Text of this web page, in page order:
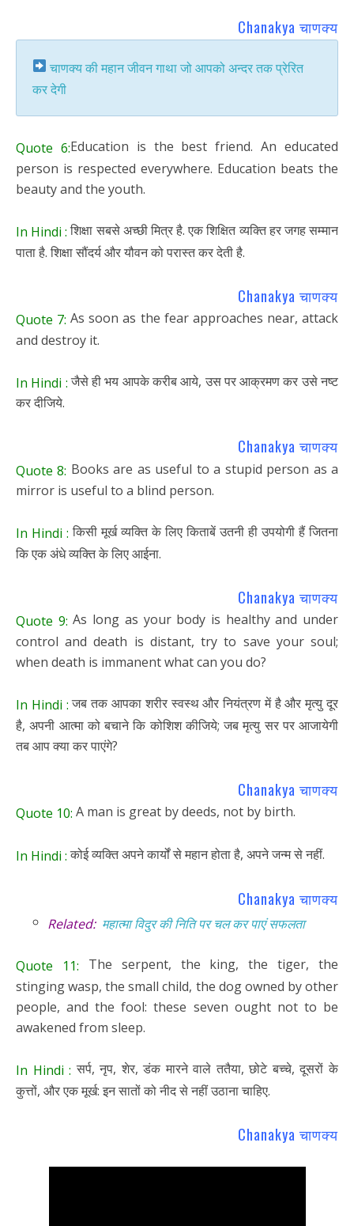
Chanakya चाणक्य
चाणक्य की महान जीवन गाथा जो आपको अन्दर तक प्रेरित
कर देगी
Quote 6:Education is the best friend. An educated
person is respected everywhere. Education beats the
beauty and the youth.
In Hindi :शिक्षा सबसे अच्छी मित्र है. एक शिक्षित व्यक्ति हर जगह सम्मान
पाता है. शिक्षा सौंदर्य और यौवन को परास्त कर देती है.
Chanakya चाणक्य
Quote 7: As soon as the fear approaches near, attack
and destroy it.
In Hindi :जैसे ही भय आपके करीब आये, उस पर आक्रमण कर उसे नष्ट
कर दीजिये.
Chanakya चाणक्य
Quote 8: Books are as useful to a stupid person as a
mirror is useful to a blind person.
In Hindi : किसी मूर्ख व्यक्ति के लिए किताबें उतनी ही उपयोगी हैं जितना
कि एक अंधे व्यक्ति के लिए आईना.
Chanakya चाणक्य
Quote 9: As long as your body is healthy and under
control and death is distant, try to save your soul;
when death is immanent what can you do?
In Hindi :जब तक आपका शरीर स्वस्थ और नियंत्रण में है और मृत्यु दूर
है, अपनी आत्मा को बचाने कि कोशिश कीजिये; जब मृत्यु सर पर आजायेगी
तब आप क्या कर पाएंगे?
Chanakya चाणक्य
Quote 10: A man is great by deeds, not by birth.
In Hindi :कोई व्यक्ति अपने कार्यों से महान होता है, अपने जन्म से नहीं.
Chanakya चाणक्य
Related: महात्मा विदुर की निति पर चल कर पाएं सफलता
Quote 11: The serpent, the king, the tiger, the
stinging wasp, the small child, the dog owned by other
people, and the fool: these seven ought not to be
awakened from sleep.
In Hindi : सर्प, नृप, शेर, डंक मारने वाले ततैया, छोटे बच्चे, दूसरों के
कुत्तों, और एक मूर्ख: इन सातों को नीद से नहीं उठाना चाहिए.
Chanakya चाणक्य